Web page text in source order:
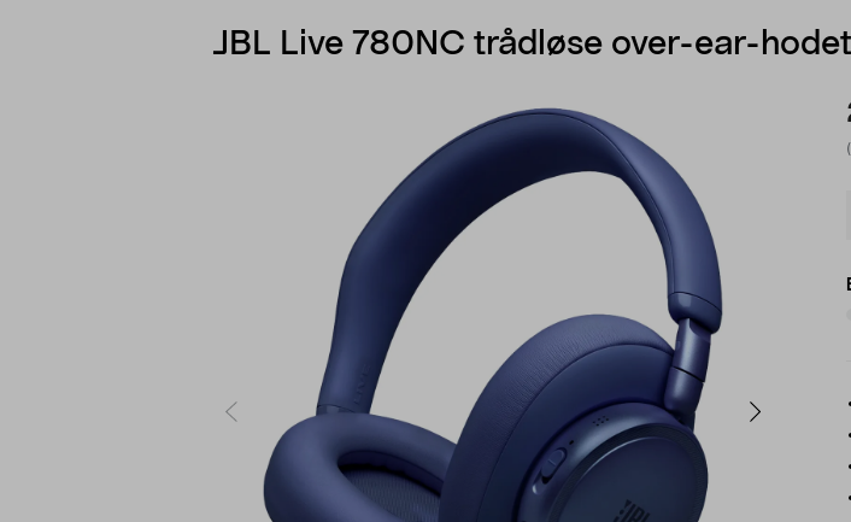
JBL Live 780NC trådløse over-ear-